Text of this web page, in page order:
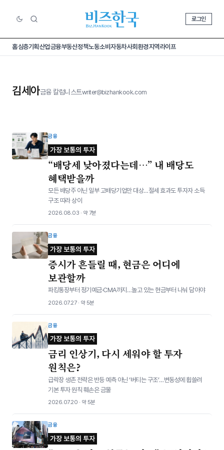
로그인
홈심층기획산업금융부동산정책노동소비 자동차사회환경지역라이프
김세아금융 칼럼니스트writer@bizhankook.com
금융
가장 보통의 투자
“배당세 낮아졌다는데…⁠” 내 배당도
혜택받을까
모든 배당주 아닌 일부 고배당기업만 대상…절세 효과도 투자자 소득
구조 따라 상이
2026.08.03 · 약 7분
금융
가장 보통의 투자
증시가 흔들릴 때, 현금은 어디에
보관할까
파킹통장부터 정기예금·CMA까지…놀고 있는 현금부터 나눠 담아야
2026.07.27 · 약 5분
금융
가장 보통의 투자
금리 인상기, 다시 세워야 할 투자
원칙은?
급락장 생존 전략은 반등 예측 아닌 ‘버티는 구조’…변동성에 휩쓸려
기본 투자 원칙 훼손은 금물
2026.07.20 · 약 5분
금융
가장 보통의 투자